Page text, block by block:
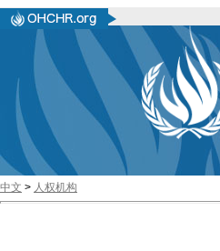
中文 > 人权机构